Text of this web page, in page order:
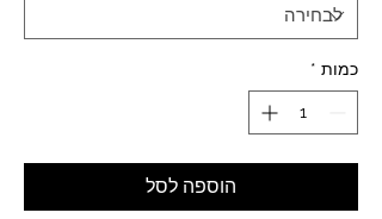
כמות *
הוספה לסל